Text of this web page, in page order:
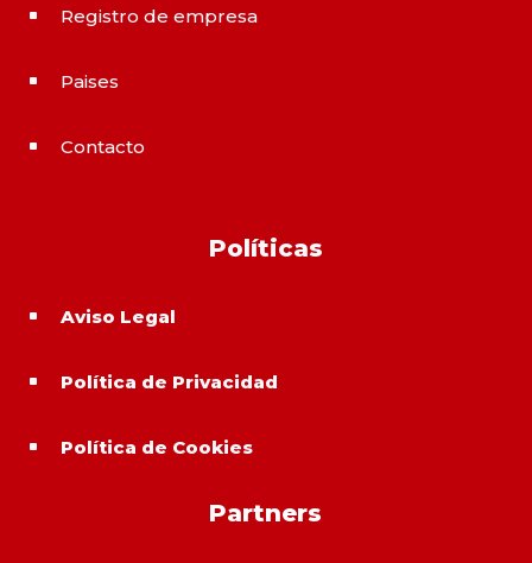
^ Registro de empresa
^ Paises
^ Contacto
Políticas
^ Aviso Legal
^ Política de Privacidad
^ Política de Cookies
Partners